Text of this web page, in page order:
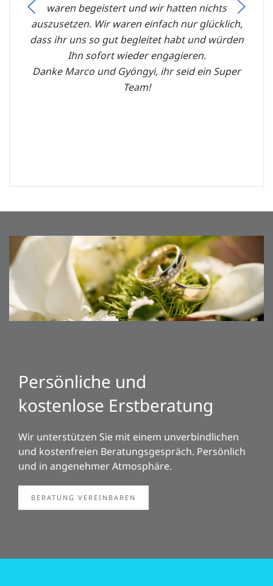
waren begeistert und wir hatten nichts
auszusetzen. Wir waren einfach nur glücklich,
dass ihr uns so gut begleitet habt und würden
Ihn sofort wieder engagieren.
Danke Marco und Gyöngyi, ihr seid ein Super
Team!
Persönliche und
kostenlose Erstberatung
Wir unterstützen Sie mit einem unverbindlichen
und kostenfreien Beratungsgespräch. Persönlich
und in angenehmer Atmosphäre.
BERATUNG VEREINBAREN